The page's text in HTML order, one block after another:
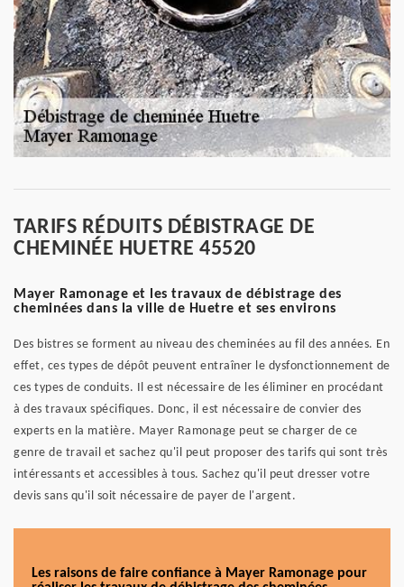
TARIFS RÉDUITS DÉBISTRAGE DE
CHEMINÉE HUETRE 45520
Mayer Ramonage et les travaux de débistrage des
cheminées dans la ville de Huetre et ses environs
Des bistres se forment au niveau des cheminées au fil des années. En
effet, ces types de dépôt peuvent entraîner le dysfonctionnement de
ces types de conduits. Il est nécessaire de les éliminer en procédant
à des travaux spécifiques. Donc, il est nécessaire de convier des
experts en la matière. Mayer Ramonage peut se charger de ce
genre de travail et sachez qu'il peut proposer des tarifs qui sont très
intéressants et accessibles à tous. Sachez qu'il peut dresser votre
devis sans qu'il soit nécessaire de payer de l'argent.
Les raisons de faire confiance à Mayer Ramonage pour